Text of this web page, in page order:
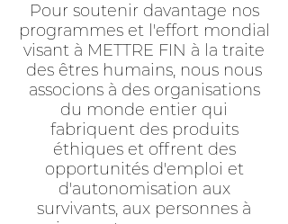
Pour soutenir davantage nos
programmes et l'effort mondial
visant à METTRE FIN à la traite
des êtres humains, nous nous
associons à des organisations
du monde entier qui
fabriquent des produits
éthiques et offrent des
opportunités d'emploi et
d'autonomisation aux
survivants, aux personnes à